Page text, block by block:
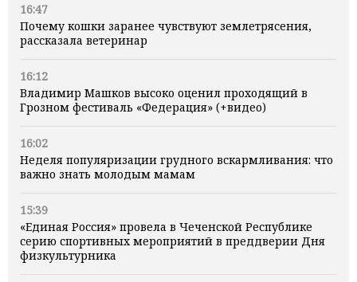
16:47
Почему кошки заранее чувствуют землетрясения,
рассказала ветеринар
16:12
Владимир Машков высоко оценил проходящий в
Грозном фестиваль «Федерация» (+видео)
16:02
Неделя популяризации грудного вскармливания: что
важно знать молодым мамам
15:39
«Единая Россия» провела в Чеченской Республике
серию спортивных мероприятий в преддверии Дня
физкультурника